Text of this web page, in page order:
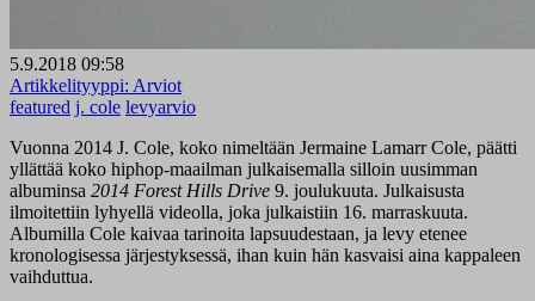
5.9.2018 09:58
Artikkelityyppi: Arviot
featured j. cole levyarvio
Vuonna 2014 J. Cole, koko nimeltään Jermaine Lamarr Cole, päätti
yllättää koko hiphop-maailman julkaisemalla silloin uusimman
albuminsa 2014 ForestHills Drive 9. joulukuuta. Julkaisusta
ilmoitettiin lyhyellä videolla, joka julkaistiin 16. marraskuuta.
Albumilla Cole kaivaa tarinoita lapsuudestaan, ja levy etenee
kronologisessa järjestyksessä, ihan kuin hän kasvaisi aina kappaleen
vaihduttua.